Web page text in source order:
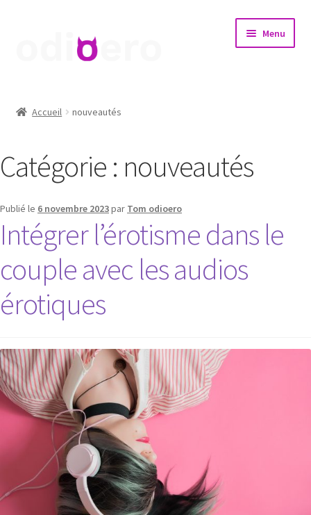
Menu
Accueil nouveautés
Catégorie : nouveautés
Publié le 6 novembre 2023par Tom odioero
Intégrer l’érotisme dans le
couple avec les audios
érotiques